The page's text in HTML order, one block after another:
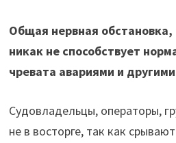
Общая нервная
никак не способствует
чревата авариями и
Судовладельцы, операторы,
не в восторге, так как